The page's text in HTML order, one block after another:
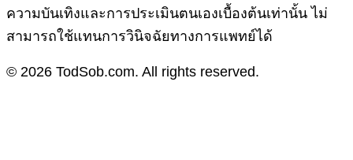
ความบันเทิงและการประเมินตนเองเบื้องต้นเท่านั้น ไม่
สามารถใช้แทนการวินิจฉัยทางการแพทย์ได้
© 2026 TodSob.com. All rights reserved.